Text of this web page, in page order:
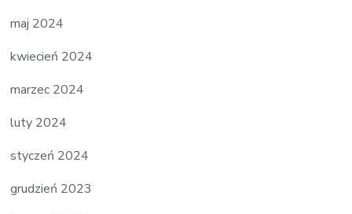
maj 2024
kwiecień 2024
marzec 2024
luty 2024
styczeń 2024
grudzień 2023